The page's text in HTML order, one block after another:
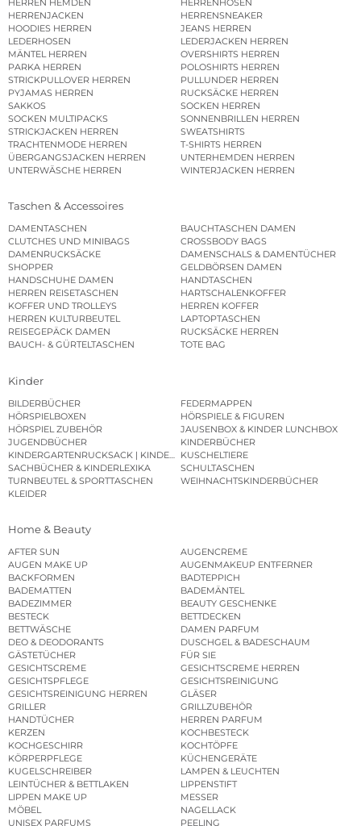
HERREN HEMDEN
HERRENHOSEN
HERRENJACKEN
HERRENSNEAKER
HOODIES HERREN
JEANS HERREN
LEDERHOSEN
LEDERJACKEN HERREN
MÄNTEL HERREN
OVERSHIRTS HERREN
PARKA HERREN
POLOSHIRTS HERREN
STRICKPULLOVER HERREN
PULLUNDER HERREN
PYJAMAS HERREN
RUCKSÄCKE HERREN
SAKKOS
SOCKEN HERREN
SOCKEN MULTIPACKS
SONNENBRILLEN HERREN
STRICKJACKEN HERREN
SWEATSHIRTS
TRACHTENMODE HERREN
T-SHIRTS HERREN
ÜBERGANGSJACKEN HERREN
UNTERHEMDEN HERREN
UNTERWÄSCHE HERREN
WINTERJACKEN HERREN
Taschen & Accessoires
DAMENTASCHEN
BAUCHTASCHEN DAMEN
CLUTCHES UND MINIBAGS
CROSSBODY BAGS
DAMENRUCKSÄCKE
DAMENSCHALS & DAMENTÜCHER
SHOPPER
GELDBÖRSEN DAMEN
HANDSCHUHE DAMEN
HANDTASCHEN
HERREN REISETASCHEN
HARTSCHALENKOFFER
KOFFER UND TROLLEYS
HERREN KOFFER
HERREN KULTURBEUTEL
LAPTOPTASCHEN
REISEGEPÄCK DAMEN
RUCKSÄCKE HERREN
BAUCH- & GÜRTELTASCHEN
TOTE BAG
Kinder
BILDERBÜCHER
FEDERMAPPEN
HÖRSPIELBOXEN
HÖRSPIELE & FIGUREN
HÖRSPIEL ZUBEHÖR
JAUSENBOX & KINDER LUNCHBOX
JUGENDBÜCHER
KINDERBÜCHER
KINDERGARTENRUCKSACK | KINDERGARTENBEUTEL
KUSCHELTIERE
SACHBÜCHER & KINDERLEXIKA
SCHULTASCHEN
TURNBEUTEL & SPORTTASCHEN
WEIHNACHTSKINDERBÜCHER
KLEIDER
Home & Beauty
AFTER SUN
AUGENCREME
AUGEN MAKE UP
AUGENMAKEUP ENTFERNER
BACKFORMEN
BADTEPPICH
BADEMATTEN
BADEMÄNTEL
BADEZIMMER
BEAUTY GESCHENKE
BESTECK
BETTDECKEN
BETTWÄSCHE
DAMEN PARFUM
DEO & DEODORANTS
DUSCHGEL & BADESCHAUM
GÄSTETÜCHER
FÜR SIE
GESICHTSCREME
GESICHTSCREME HERREN
GESICHTSPFLEGE
GESICHTSREINIGUNG
GESICHTSREINIGUNG HERREN
GLÄSER
GRILLER
GRILLZUBEHÖR
HANDTÜCHER
HERREN PARFUM
KERZEN
KOCHBESTECK
KOCHGESCHIRR
KOCHTÖPFE
KÖRPERPFLEGE
KÜCHENGERÄTE
KUGELSCHREIBER
LAMPEN & LEUCHTEN
LEINTÜCHER & BETTLAKEN
LIPPENSTIFT
LIPPEN MAKE UP
MESSER
MÖBEL
NAGELLACK
UNISEX PARFUMS
PEELING